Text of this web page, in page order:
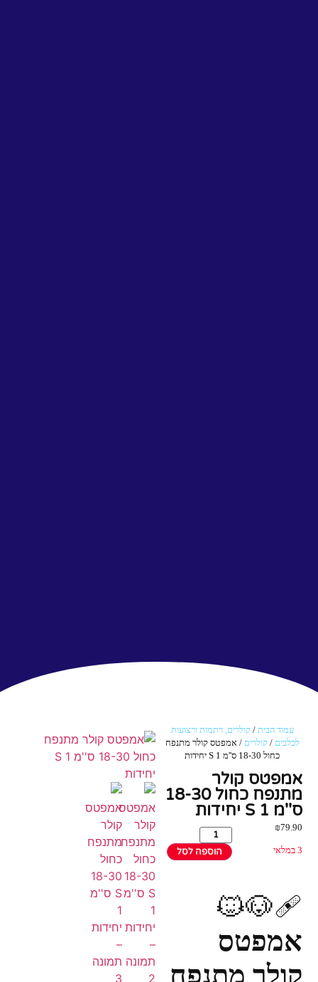
עמוד הבית /קולרים, רתמות ורצועות
לכלבים /קולרים / אמפטס קולר מתנפח
כחול 18-30 ס''מ S 1 יחידות
אמפטס קולר
מתנפח כחול 18-30
ס''מ S 1 יחידות
₪79.90
3 במלאי הוספה לסל
🩹🐶🐱
אמפטס
קולר מתנפח